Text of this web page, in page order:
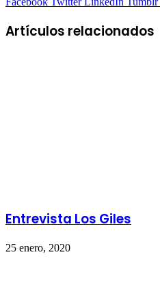
Artículos relacionados
Entrevista Los Giles
25 enero, 2020